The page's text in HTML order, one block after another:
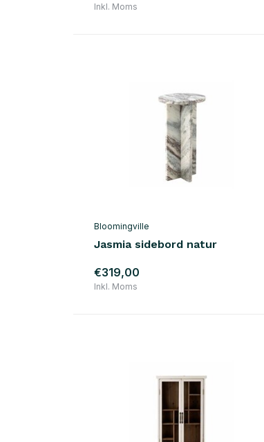
Inkl. Moms
Bloomingville
Jasmia sidebord natur
€319,00
Inkl. Moms